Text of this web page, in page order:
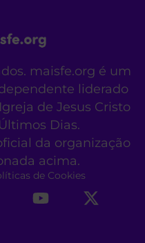
maisfe.org é um
liderado
de Jesus Cristo
Dias.
da organização
acima.
de Cookies